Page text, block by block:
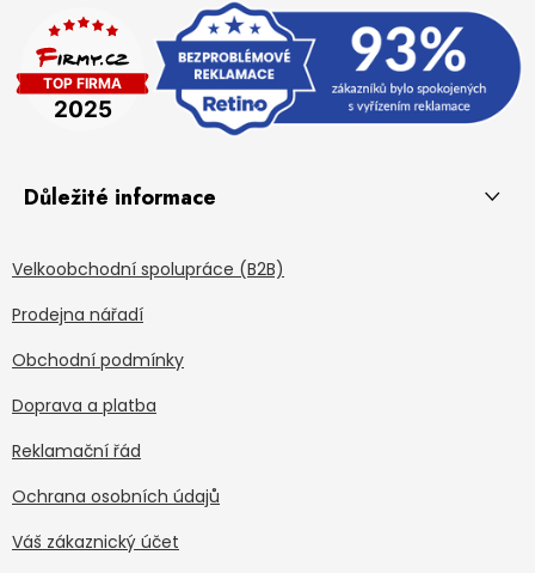
Důležité informace
Velkoobchodní spolupráce (B2B)
Prodejna nářadí
Obchodní podmínky
Doprava a platba
Reklamační řád
Ochrana osobních údajů
Váš zákaznický účet